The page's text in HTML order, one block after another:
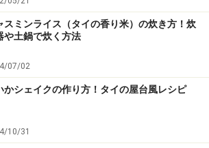
スミンライス（タイの香り米）の炊き方！炊
や土鍋で炊く方法
07/02
かシェイクの作り方！タイの屋台風レシピ
10/31